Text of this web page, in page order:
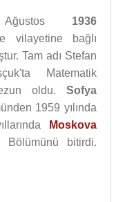
1936
vilayetine bağlı
Tam adı Stefan
Matematik
oldu. Sofya
1959 yılında
Moskova
Bölümünü bitirdi.